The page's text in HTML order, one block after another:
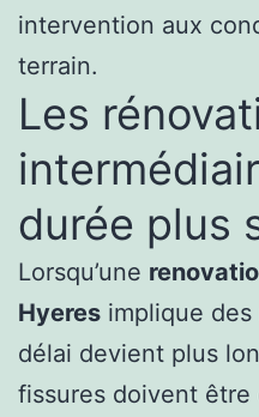
intervention aux
terrain.
Les
durée plus
Lorsqu’une
Hyeres implique
délai devient plus
fissures doivent